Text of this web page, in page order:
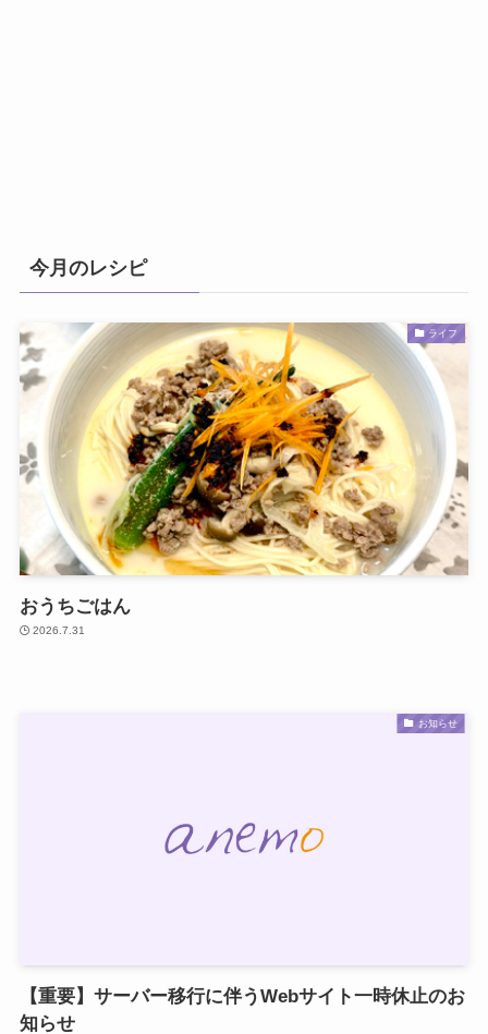
今月のレシピ
ライフ
おうちごはん
2026.7.31
お知らせ
【重要】サーバー移行に伴うWebサイト一時休止のお
知らせ